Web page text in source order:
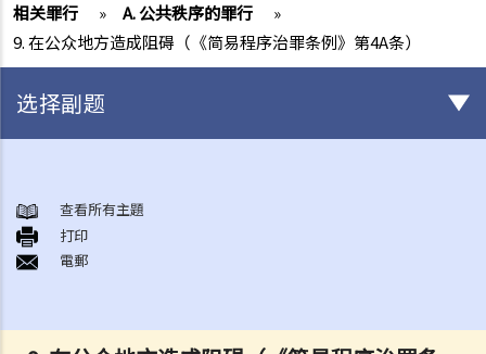
相关罪行
» A. 公共秩序的罪行
»
9. 在公众地方造成阻碍（《简易程序治罪条例》第4A条）
选择副题
A. 本质、程度及限制
B. 政府的确切责任
《公安条例》（第245章）
B. 公众集会及游行的规管
查看所有主題
打印
電郵